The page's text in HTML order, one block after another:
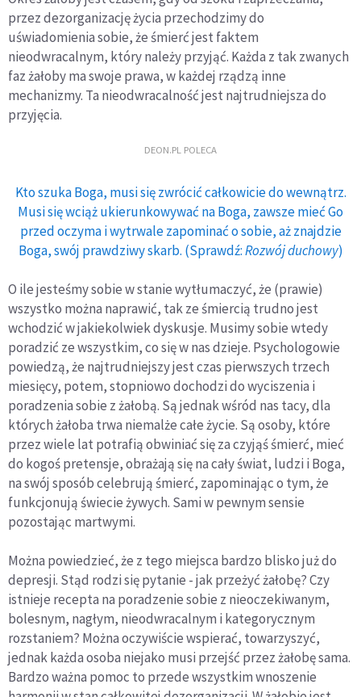
przez dezorganizację życia przechodzimy do
uświadomienia sobie, że śmierć jest faktem
nieodwracalnym, który należy przyjąć. Każda z tak zwanych
faz żałoby ma swoje prawa, w każdej rządzą inne
mechanizmy. Ta nieodwracalność jest najtrudniejsza do
przyjęcia.
DEON.PL POLECA
Kto szuka Boga, musi się zwrócić całkowicie do wewnątrz.
Musi się wciąż ukierunkowywać na Boga, zawsze mieć Go
przed oczyma i wytrwale zapominać o sobie, aż znajdzie
Boga, swój prawdziwy skarb. (Sprawdź:Rozwój duchowy)
O ile jesteśmy sobie w stanie wytłumaczyć, że (prawie)
wszystko można naprawić, tak ze śmiercią trudno jest
wchodzić w jakiekolwiek dyskusje. Musimy sobie wtedy
poradzić ze wszystkim, co się w nas dzieje. Psychologowie
powiedzą, że najtrudniejszy jest czas pierwszych trzech
miesięcy, potem, stopniowo dochodzi do wyciszenia i
poradzenia sobie z żałobą. Są jednak wśród nas tacy, dla
których żałoba trwa niemalże całe życie. Są osoby, które
przez wiele lat potrafią obwiniać się za czyjąś śmierć, mieć
do kogoś pretensje, obrażają się na cały świat, ludzi i Boga,
na swój sposób celebrują śmierć, zapominając o tym, że
funkcjonują świecie żywych. Sami w pewnym sensie
pozostając martwymi.
Można powiedzieć, że z tego miejsca bardzo blisko już do
depresji. Stąd rodzi się pytanie - jak przeżyć żałobę? Czy
istnieje recepta na poradzenie sobie z nieoczekiwanym,
bolesnym, nagłym, nieodwracalnym i kategorycznym
rozstaniem? Można oczywiście wspierać, towarzyszyć,
jednak każda osoba niejako musi przejść przez żałobę sama.
Bardzo ważna pomoc to przede wszystkim wnoszenie